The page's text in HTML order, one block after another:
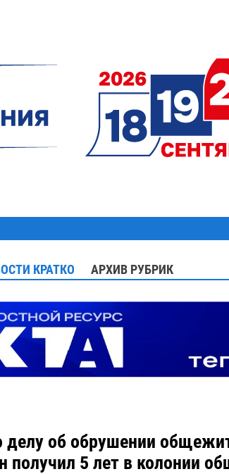
КРАТКО АРХИВ РУБРИК
делу об обрушении
получил 5 лет в колонии